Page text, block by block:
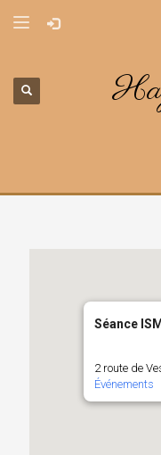
Séance
2 route de
Événements